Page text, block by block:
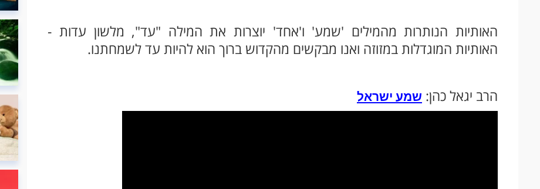
האותיות הנותרות מהמילים 'שמע' ו'אחד' יוצרות את המילה "עד", מלשון עדות -
האותיות המוגדלות במזוזה ואנו מבקשים מהקדוש ברוך הוא להיות עד לשמחתנו.
הרב יגאל כהן: שמע ישראל